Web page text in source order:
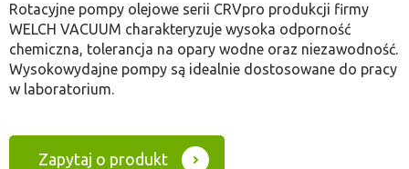
Rotacyjne pompy olejowe serii CRVpro produkcji firmy
WELCH VACUUM charakteryzuje wysoka odporność
chemiczna, tolerancja na opary wodne oraz niezawodność.
Wysokowydajne pompy są idealnie dostosowane do pracy
w laboratorium.
Zapytaj o produkt